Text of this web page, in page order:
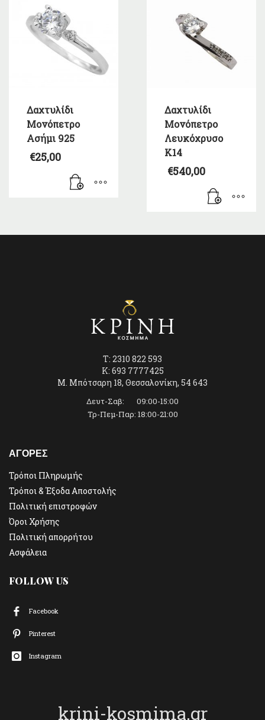
Δαχτυλίδι
Μονόπετρο
Ασήμι 925
€25,00
Δαχτυλίδι
Μονόπετρο
Λευκόχρυσο
Κ14
€540,00
T: 2310 822 593
K: 693 7777425
Μ. Μπότσαρη 18, Θεσσαλονίκη, 54 643
Δευτ-Σαβ: 09:00-15:00
Τρ-Πεμ-Παρ: 18:00-21:00
ΑΓΟΡΕΣ
Τρόποι Πληρωμής
Τρόποι & Έξοδα Αποστολής
Πολιτική επιστροφών
Όροι Χρήσης
Πολιτική απορρήτου
Ασφάλεια
FOLLOW US
Facebook
Pinterest
Instagram
krini-kosmima.gr